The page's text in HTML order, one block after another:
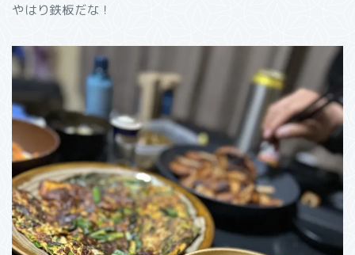
やはり鉄板だな！